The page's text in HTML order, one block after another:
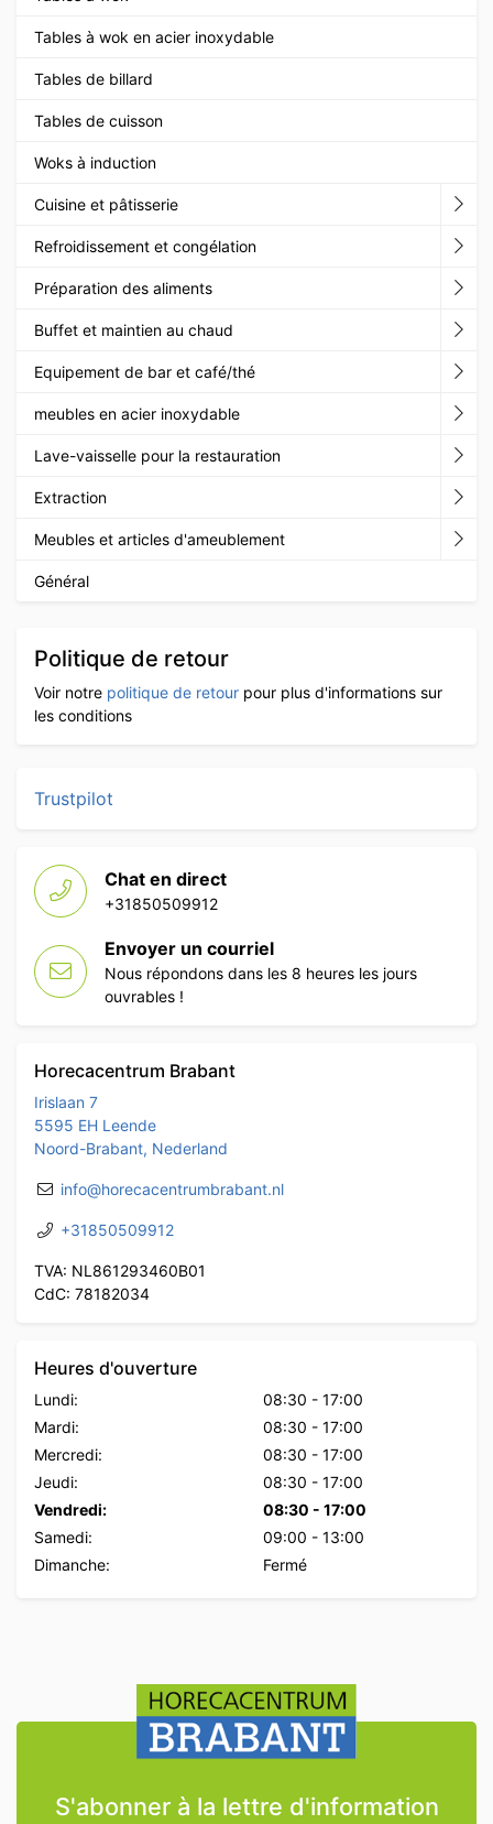
Tables à wok en acier inoxydable
Tables de billard
Tables de cuisson
Woks à induction
Cuisine et pâtisserie
Refroidissement et congélation
Préparation des aliments
Buffet et maintien au chaud
Equipement de bar et café/thé
meubles en acier inoxydable
Lave-vaisselle pour la restauration
Extraction
Meubles et articles d'ameublement
Général
Politique de retour
Voir notre politique de retour pour plus d'informations sur
les conditions
Trustpilot
Chat en direct
+31850509912
Envoyer un courriel
Nous répondons dans les 8 heures les jours
ouvrables !
Horecacentrum Brabant
Irislaan 7
5595 EH Leende
Noord-Brabant, Nederland
info@horecacentrumbrabant.nl
+31850509912
TVA: NL861293460B01
CdC: 78182034
Heures d'ouverture
Lundi: 08:30 - 17:00
Mardi:
08:30 - 17:00
Mercredi:
08:30 - 17:00
Jeudi:
08:30 - 17:00
Vendredi:
08:30 - 17:00
Samedi:
09:00 - 13:00
Dimanche:
Fermé
S'abonner à la lettre d'information